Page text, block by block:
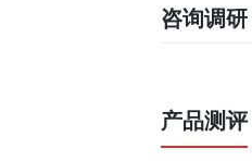
咨询调研
产品测评